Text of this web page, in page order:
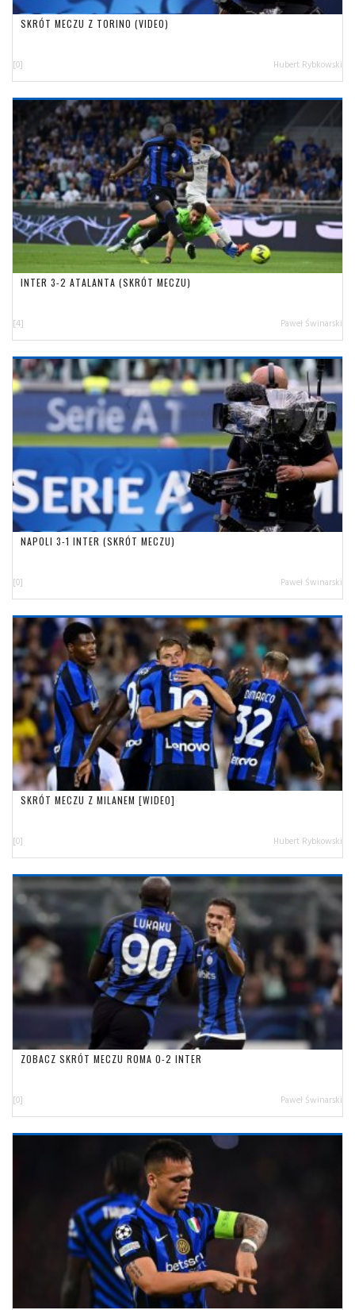
SKRÓT MECZU Z TORINO (VIDEO)
[0] Hubert Rybkowski
INTER 3-2 ATALANTA (SKRÓT MECZU)
[4] Paweł Świnarski
NAPOLI 3-1 INTER (SKRÓT MECZU)
[0] Paweł Świnarski
SKRÓT MECZU Z MILANEM [WIDEO]
[0] Hubert Rybkowski
ZOBACZ SKRÓT MECZU ROMA 0-2 INTER
[0] Paweł Świnarski